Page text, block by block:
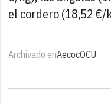
el cordero (18,52 €/
Archivado enAecocOCU